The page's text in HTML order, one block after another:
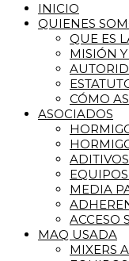
INICIO
QUIENES
QUE ES
MISIÓN
CÓMO
ASOCIADOS
MEDIA
ACCESO
MAQ USADA
MIXERS